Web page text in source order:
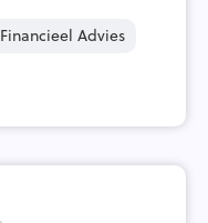
Financieel Advies